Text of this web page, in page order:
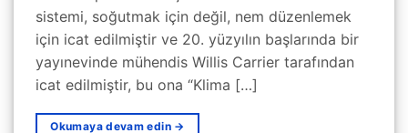
sistemi, soğutmak için değil, nem düzenlemek
için icat edilmiştir ve 20. yüzyılın başlarında bir
yayınevinde mühendis Willis Carrier tarafından
icat edilmiştir, bu ona “Klima […]
Okumaya devam edin →